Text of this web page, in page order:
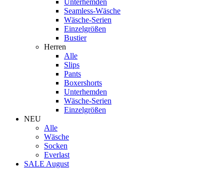
Unterhemden
Seamless-Wäsche
Wäsche-Serien
Einzelgrößen
Bustier
Herren
Alle
Slips
Pants
Boxershorts
Unterhemden
Wäsche-Serien
Einzelgrößen
NEU
Alle
Wäsche
Socken
Everlast
SALE August